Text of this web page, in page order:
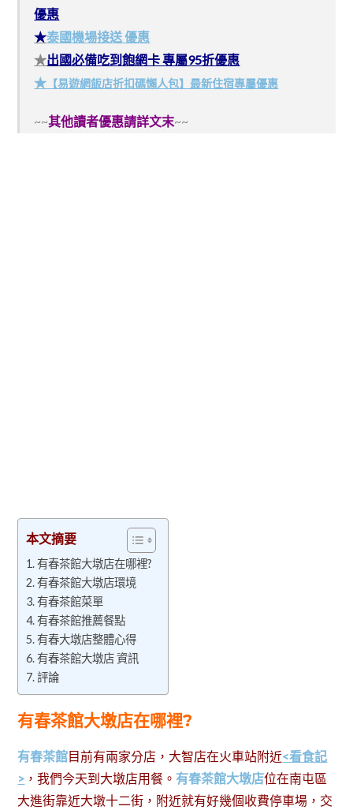
優惠
★泰國機場接送 優惠
★出國必備吃到飽網卡 專屬95折優惠
★ 【易遊網飯店折扣碼懶人包】最新住宿專屬優惠
~~其他讀者優惠請詳文末~~
本文摘要
有春茶館大墩店在哪裡?
有春茶館大墩店環境
有春茶館菜單
有春茶館推薦餐點
有春大墩店整體心得
有春茶館大墩店 資訊
評論
有春茶館大墩店在哪裡?
有春茶館目前有兩家分店，大智店在火車站附近<看食記
> ，我們今天到大墩店用餐。有春茶館大墩店位在南屯區
大進街靠近大墩十二街，附近就有好幾個收費停車場，交